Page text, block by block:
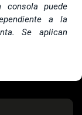
consola puede
a la
Se aplican